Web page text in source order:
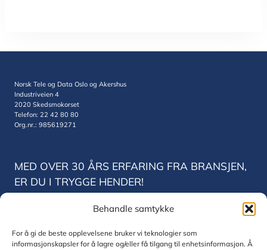
Behandle samtykke
For å gi de beste opplevelsene bruker vi teknologier som
informasjonskapsler for å lagre og/eller få tilgang til enhetsinformasjon. Å
Norsk Tele og Data Oslo og Akershus
Industriveien 4
2020 Skedsmokorset
Telefon: 22 42 80 80
Org.nr.: 985619271
MED OVER 30 ÅRS ERFARING FRA BRANSJEN,
ER DU I TRYGGE HENDER!
Norsk Tele og Data Trondheim
7075 Trondheim
Telefon: 22 42 80 80